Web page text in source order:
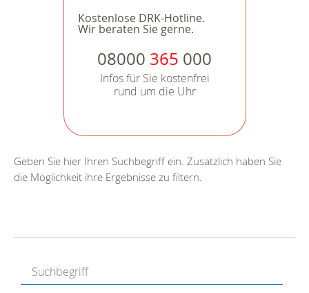
Kostenlose DRK-Hotline.
Wir beraten Sie gerne.
08000 365 000
Infos für Sie kostenfrei
rund um die Uhr
Geben Sie hier Ihren Suchbegriff ein. Zusätzlich haben Sie
die Möglichkeit ihre Ergebnisse zu filtern.